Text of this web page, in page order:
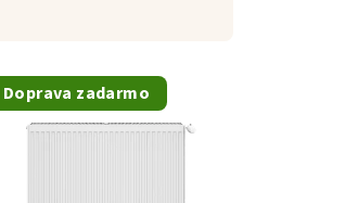
Doprava zadarmo